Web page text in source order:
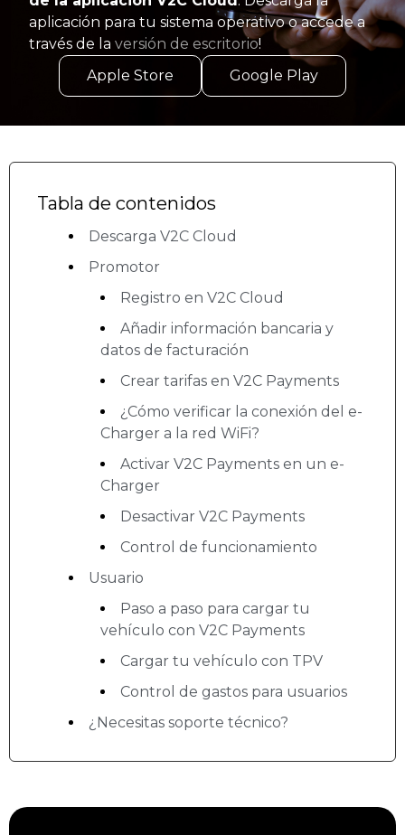
aplicación para tu sistema operativo o accede a
través de la versión de escritorio!
Apple Store
Google Play
Tabla de contenidos
Descarga V2C Cloud
Promotor
Registro en V2C Cloud
Añadir información bancaria y
datos de facturación
Crear tarifas en V2C Payments
¿Cómo verificar la conexión del e-
Charger a la red WiFi?
Activar V2C Payments en un e-
Charger
Desactivar V2C Payments
Control de funcionamiento
Usuario
Paso a paso para cargar tu
vehículo con V2C Payments
Cargar tu vehículo con TPV
Control de gastos para usuarios
¿Necesitas soporte técnico?